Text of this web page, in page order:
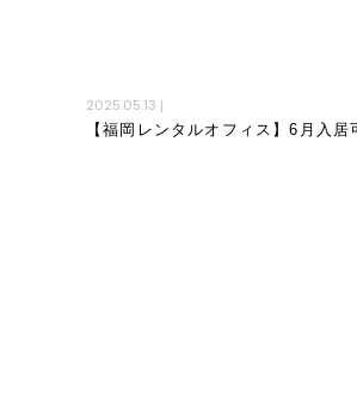
2025.05.13
【福岡レンタルオフィス】6月入